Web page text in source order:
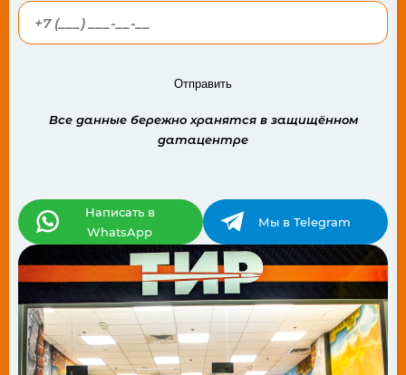
Отправить
Все данные бережно хранятся в защищённом
датацентре
Написать в
WhatsApp
Мы в Telegram